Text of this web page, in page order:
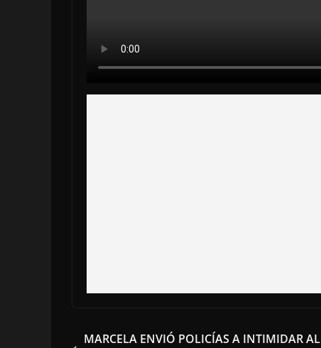
MARCELA ENVIÓ POLICÍAS A INTIMIDAR AL